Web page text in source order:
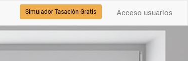
Acceso usuarios
Simulador Tasación Gratis